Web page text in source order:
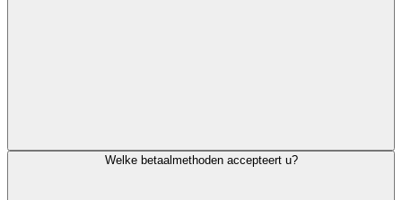
Welke betaalmethoden accepteert u?